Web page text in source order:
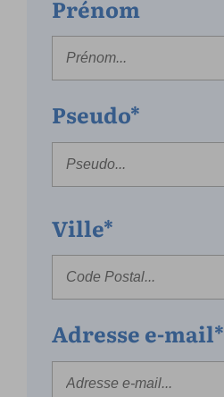
Prénom
Pseudo*
Ville*
Adresse e-mail*